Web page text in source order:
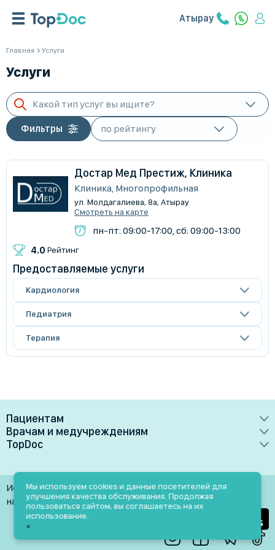
Атырау
Главная Услуги
Услуги
Какой тип услуг вы ищите?
Фильтры
Достар Мед Престиж, Клиника
Клиника, Многопрофильная
ул. Молдагалиева, 8а, Атырау
Смотреть на карте
пн-пт: 09:00-17:00, сб: 09:00-13:00
4.0 Рейтинг
Предоставляемые услуги
Кардиология
Педиатрия
Терапия
Пациентам
Врачи
Клиники
Лаборатории
Услуги
Блог
Акции и скидки
Врачам и медучреждениям
Преимущества
Медучреждениям
Врачам
TopDoc
Контакты
Помощь
Использование материалов разрешено только при
наличии активной ссылки на источник
Мы используем cookies и данные посетителей для
улучшения качества обслуживания. Продолжая
пользоваться сайтом, вы соглашаетесь на их
использование.
×